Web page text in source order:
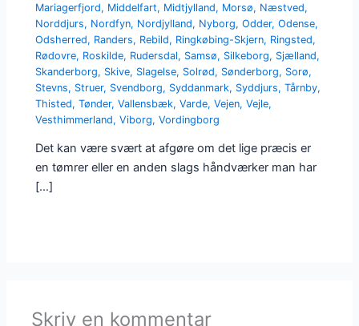
Mariagerfjord, Middelfart, Midtjylland, Morsø, Næstved,
Norddjurs, Nordfyn, Nordjylland, Nyborg,Odder,Odense,
Odsherred, Randers, Rebild, Ringkøbing-Skjern, Ringsted,
Rødovre, Roskilde, Rudersdal, Samsø, Silkeborg, Sjælland,
Skanderborg, Skive, Slagelse, Solrød, Sønderborg, Sorø,
Stevns, Struer, Svendborg, Syddanmark, Syddjurs,Tårnby,
Thisted,Tønder,Vallensbæk,Varde,Vejen,Vejle,
Vesthimmerland,Viborg,Vordingborg
Det kan være svært at afgøre om det lige præcis er
en tømrer eller en anden slags håndværker man har
[…]
Skriv en kommentar